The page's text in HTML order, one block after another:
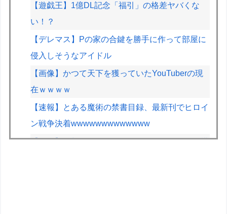
【遊戯王】1億DL記念「福引」の格差ヤバくな
い！？
【デレマス】Pの家の合鍵を勝手に作って部屋に
侵入しそうなアイドル
【画像】かつて天下を獲っていたYouTuberの現
在ｗｗｗｗ
【速報】とある魔術の禁書目録、最新刊でヒロイ
ン戦争決着wwwwwwwwwwwww
【画像】早朝カビキラーばらまきおばさん、結構